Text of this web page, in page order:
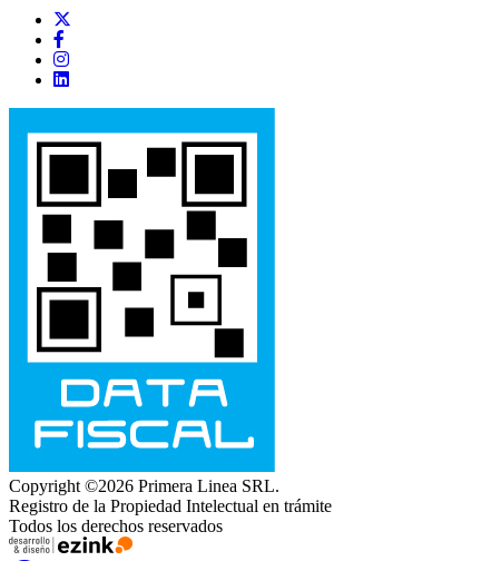
Copyright ©2026 Primera Linea SRL.
Registro de la Propiedad Intelectual en trámite
Todos los derechos reservados